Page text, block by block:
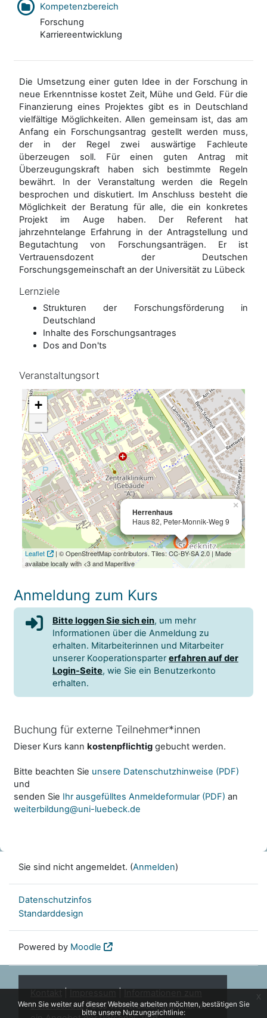
Wenn Sie weiter auf dieser Webseite arbeiten möchten, bestätigen Sie
bitte unsere Nutzungsrichtlinie:
x
Kompetenzbereich
Forschung
Karriereentwicklung
Die Umsetzung einer guten Idee in der Forschung in
neue Erkenntnisse kostet Zeit, Mühe und Geld. Für die
Finanzierung eines Projektes gibt es in Deutschland
vielfältige Möglichkeiten. Allen gemeinsam ist, das am
Anfang ein Forschungsantrag gestellt werden muss,
der in der Regel zwei auswärtige Fachleute
überzeugen soll. Für einen guten Antrag mit
Überzeugungskraft haben sich bestimmte Regeln
bewährt. In der Veranstaltung werden die Regeln
besprochen und diskutiert. Im Anschluss besteht die
Möglichkeit der Beratung für alle, die ein konkretes
Projekt im Auge haben. Der Referent hat
jahrzehntelange Erfahrung in der Antragstellung und
Begutachtung von Forschungsanträgen. Er ist
Vertrauensdozent der Deutschen
Forschungsgemeinschaft an der Universität zu Lübeck
Lernziele
Strukturen der Forschungsförderung in
Deutschland
Inhalte des Forschungsantrages
Dos and Don'ts
Veranstaltungsort
Herrenhaus
Haus 82, Peter-Monnik-Weg 9
×
Herrenhaus
Haus 82, Peter-Monnik-Weg 9
×
+
−
Leaflet
| © OpenStreetMap contributors. Tiles: CC-BY-SA 2.0 | Made
availabe locally with <3 and Maperitive
Anmeldung zum Kurs
Bitte loggen Sie sich ein, um mehr
Informationen über die Anmeldung zu
erhalten. Mitarbeiterinnen und Mitarbeiter
unserer Kooperationsparter erfahren auf der
Login-Seite, wie Sie ein Benutzerkonto
erhalten.
Buchung für externe Teilnehmer*innen
Dieser Kurs kann kostenpflichtig gebucht werden.
Bitte beachten Sie unsere Datenschutzhinweise (PDF)
und
senden Sie Ihr ausgefülltes Anmeldeformular (PDF) an
weiterbildung@uni-luebeck.de
Sie sind nicht angemeldet. (Anmelden)
Datenschutzinfos
Standarddesign
Powered by Moodle
Datenschutz| Das Weiterbildungsportal ist